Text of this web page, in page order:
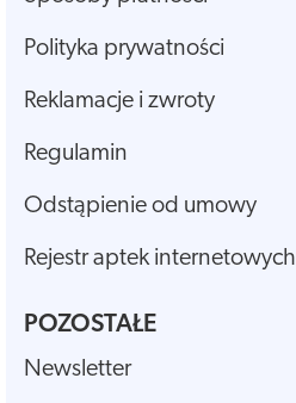
Polityka prywatności
Reklamacje i zwroty
Regulamin
Odstąpienie od umowy
Rejestr aptek internetowych
POZOSTAŁE
Newsletter